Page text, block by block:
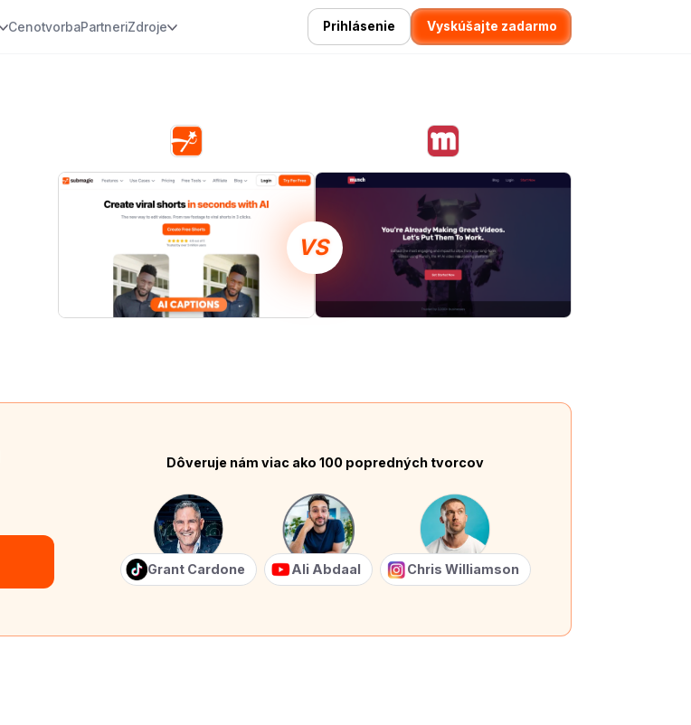
CenotvorbaPartneriZdroje Prihlásenie Vyskúšajte zadarmo
VS
Dôveruje nám viac ako 100 popredných tvorcov
Grant Cardone Ali Abdaal Chris Williamson